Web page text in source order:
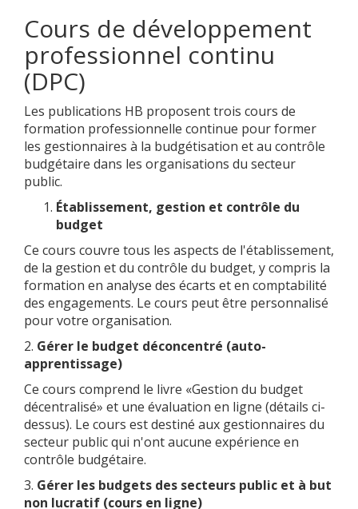
Cours de développement
professionnel continu
(DPC)
Les publications HB proposent trois cours de
formation professionnelle continue pour former
les gestionnaires à la budgétisation et au contrôle
budgétaire dans les organisations du secteur
public.
Établissement, gestion et contrôle du
budget
Ce cours couvre tous les aspects de l'établissement,
de la gestion et du contrôle du budget, y compris la
formation en analyse des écarts et en comptabilité
des engagements. Le cours peut être personnalisé
pour votre organisation.
2. Gérer le budget déconcentré (auto-
apprentissage)
Ce cours comprend le livre «Gestion du budget
décentralisé» et une évaluation en ligne (détails ci-
dessus). Le cours est destiné aux gestionnaires du
secteur public qui n'ont aucune expérience en
contrôle budgétaire.
3. Gérer les budgets des secteurs public et à but
non lucratif (cours en ligne)